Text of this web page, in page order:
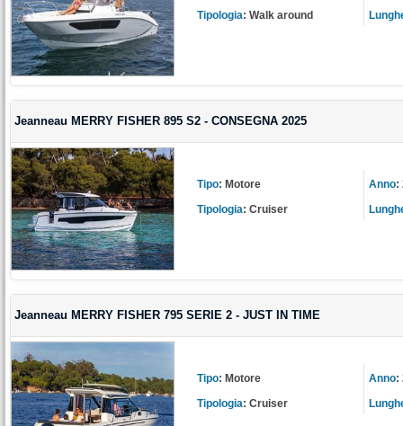
Tipologia: Walk around
Jeanneau MERRY FISHER 895 S2 - CONSEGNA 2025
Tipo: Motore
Tipologia: Cruiser
Anno:
Jeanneau MERRY FISHER 795 SERIE 2 - JUST IN TIME
Tipo: Motore
Tipologia: Cruiser
Anno: